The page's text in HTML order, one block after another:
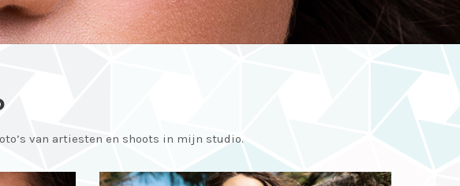
van artiesten en shoots in mijn studio.